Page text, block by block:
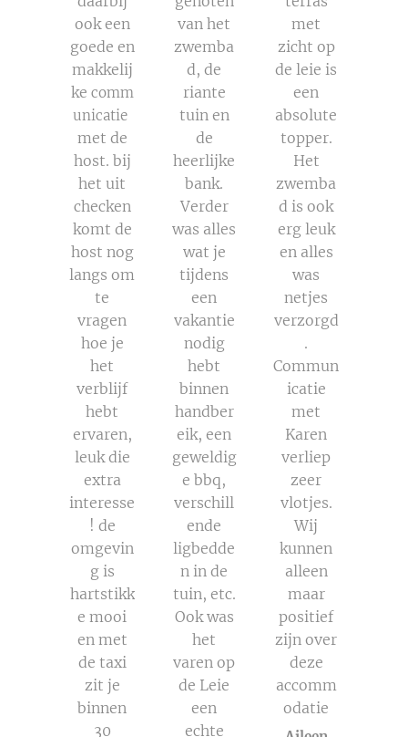
ook een
goede en
makkelij
ke comm
unicatie
met de
host. bij
het uit
checken
komt de
host nog
langs om
te
vragen
hoe je
het
verblijf
hebt
ervaren,
leuk die
extra
interesse
! de
omgevin
g is
hartstikk
e mooi
en met
de taxi
zit je
binnen
30
van het
zwemba
d, de
riante
tuin en
de
heerlijke
bank.
Verder
was alles
wat je
tijdens
een
vakantie
nodig
hebt
binnen
handber
eik, een
geweldig
e bbq,
verschill
ende
ligbedde
n in de
tuin, etc.
Ook was
het
varen op
de Leie
een
echte
met
zicht op
de leie is
een
absolute
topper.
Het
zwemba
d is ook
erg leuk
en alles
was
netjes
verzorgd
.
Commun
icatie
met
Karen
verliep
zeer
vlotjes.
Wij
kunnen
alleen
maar
positief
zijn over
deze
accomm
odatie